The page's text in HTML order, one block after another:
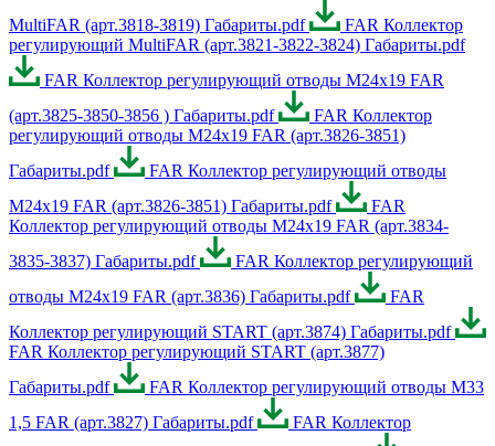
MultiFAR (арт.3818-3819) Габариты.pdf
FAR Коллектор
регулирующий MultiFAR (арт.3821-3822-3824) Габариты.pdf
FAR Коллектор регулирующий отводы М24х19 FAR
(арт.3825-3850-3856 ) Габариты.pdf
FAR Коллектор
регулирующий отводы М24х19 FAR (арт.3826-3851)
Габариты.pdf
FAR Коллектор регулирующий отводы
М24х19 FAR (арт.3826-3851) Габариты.pdf
FAR
Коллектор регулирующий отводы М24х19 FAR (арт.3834-
3835-3837) Габариты.pdf
FAR Коллектор регулирующий
отводы М24х19 FAR (арт.3836) Габариты.pdf
FAR
Коллектор регулирующий START (арт.3874) Габариты.pdf
FAR Коллектор регулирующий START (арт.3877)
Габариты.pdf
FAR Коллектор регулирующий отводы М33
1,5 FAR (арт.3827) Габариты.pdf
FAR Коллектор